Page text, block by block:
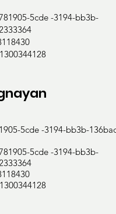
5cde -3194-bb3b-
5cde -3194-bb3b-
5cde -3194-bb3b-